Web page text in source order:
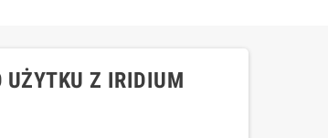
UŻYTKU Z IRIDIUM